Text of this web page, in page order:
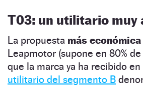
T03: un utilitario muy
La propuesta más
Leapmotor (supone en 80%
que la marca ya ha recibido en
utilitario del segmento B